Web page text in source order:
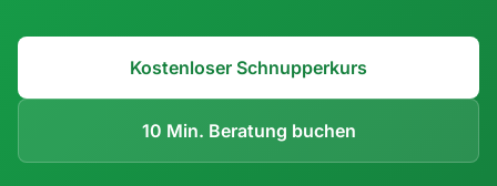
Kostenloser Schnupperkurs
10 Min. Beratung buchen